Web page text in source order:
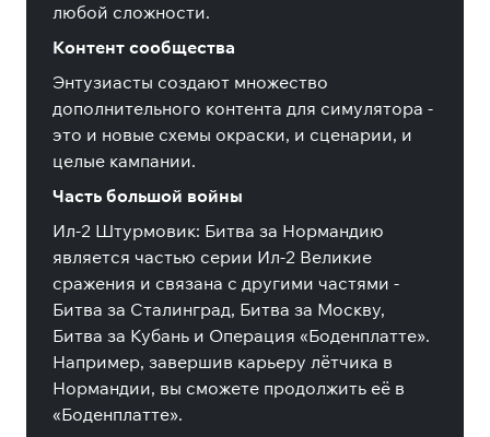
любой сложности.
Контент сообщества
Энтузиасты создают множество
дополнительного контента для симулятора -
это и новые схемы окраски, и сценарии, и
целые кампании.
Часть большой войны
Ил-2 Штурмовик: Битва за Нормандию
является частью серии Ил-2 Великие
сражения и связана с другими частями -
Битва за Сталинград, Битва за Москву,
Битва за Кубань и Операция «Боденплатте».
Например, завершив карьеру лётчика в
Нормандии, вы сможете продолжить её в
«Боденплатте».